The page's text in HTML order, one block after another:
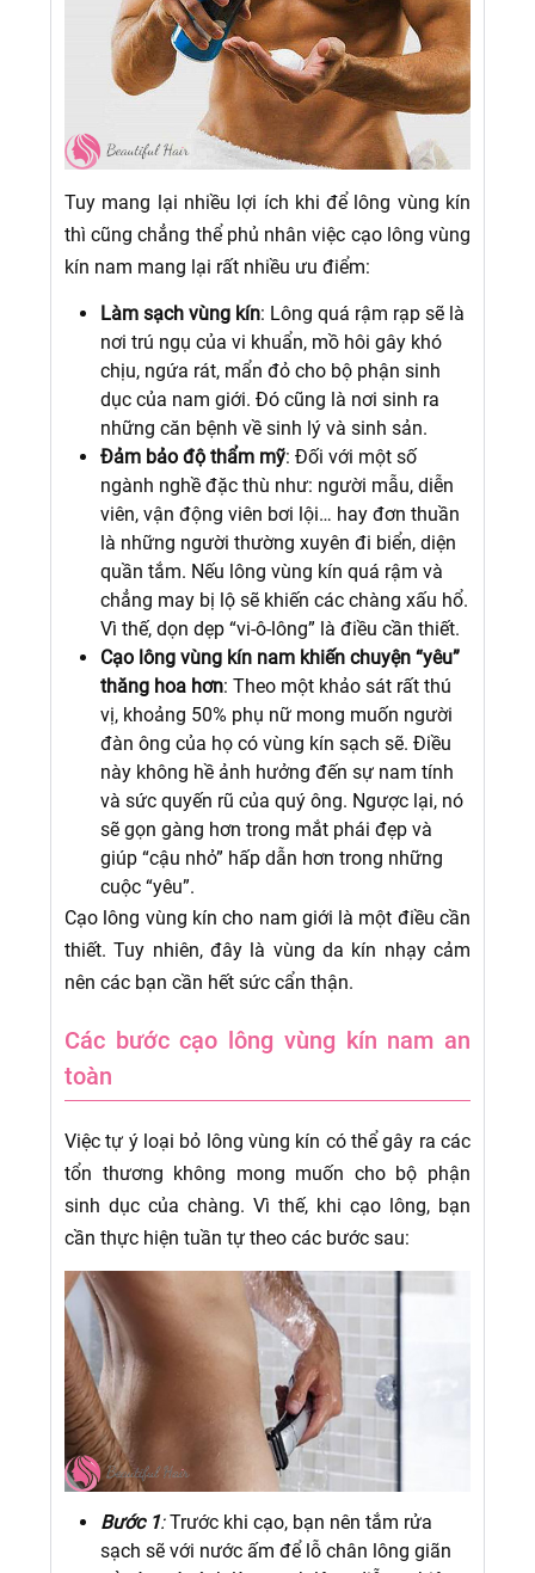
Tuy mang lại nhiều lợi ích khi để lông vùng kín
thì cũng chẳng thể phủ nhân việc cạo lông vùng
kín nam mang lại rất nhiều ưu điểm:
Làm sạch vùng kín: Lông quá rậm rạp sẽ là
nơi trú ngụ của vi khuẩn, mồ hôi gây khó
chịu, ngứa rát, mẩn đỏ cho bộ phận sinh
dục của nam giới. Đó cũng là nơi sinh ra
những căn bệnh về sinh lý và sinh sản.
Đảm bảo độ thẩm mỹ: Đối với một số
ngành nghề đặc thù như: người mẫu, diễn
viên, vận động viên bơi lội… hay đơn thuần
là những người thường xuyên đi biển, diện
quần tắm. Nếu lông vùng kín quá rậm và
chẳng may bị lộ sẽ khiến các chàng xấu hổ.
Vì thế, dọn dẹp “vi-ô-lông” là điều cần thiết.
Cạo lông vùng kín nam khiến chuyện “yêu”
thăng hoa hơn: Theo một khảo sát rất thú
vị, khoảng 50% phụ nữ mong muốn người
đàn ông của họ có vùng kín sạch sẽ. Điều
này không hề ảnh hưởng đến sự nam tính
và sức quyến rũ của quý ông. Ngược lại, nó
sẽ gọn gàng hơn trong mắt phái đẹp và
giúp “cậu nhỏ” hấp dẫn hơn trong những
cuộc “yêu”.
Cạo lông vùng kín cho nam giới là một điều cần
thiết. Tuy nhiên, đây là vùng da kín nhạy cảm
nên các bạn cần hết sức cẩn thận.
Các bước cạo lông vùng kín nam an
toàn
Việc tự ý loại bỏ lông vùng kín có thể gây ra các
tổn thương không mong muốn cho bộ phận
sinh dục của chàng. Vì thế, khi cạo lông, bạn
cần thực hiện tuần tự theo các bước sau:
Bước 1:Trước khi cạo, bạn nên tắm rửa
sạch sẽ với nước ấm để lỗ chân lông giãn